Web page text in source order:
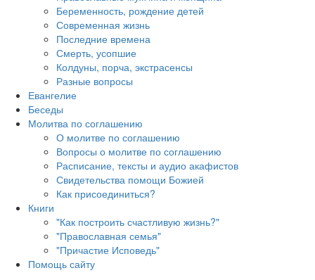
Беременность, рождение детей
Современная жизнь
Последние времена
Смерть, усопшие
Колдуны, порча, экстрасенсы
Разные вопросы
Евангелие
Беседы
Молитва по соглашению
О молитве по соглашению
Вопросы о молитве по соглашению
Расписание, тексты и аудио акафистов
Свидетельства помощи Божией
Как присоединиться?
Книги
"Как построить счастливую жизнь?"
"Православная семья"
"Причастие Исповедь"
Помощь сайту